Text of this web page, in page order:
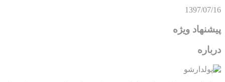
1397/07/16
پیشنهاد ویژه
درباره